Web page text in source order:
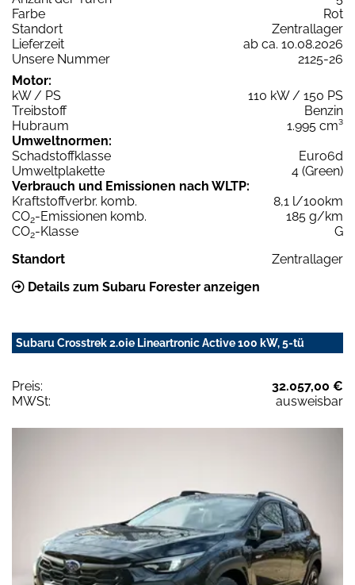
Farbe
Rot
Standort
Zentrallager
Lieferzeit
ab ca. 10.08.2026
Unsere Nummer
2125-26
Motor:
kW / PS
110 kW / 150 PS
Treibstoff
Benzin
Hubraum
1.995 cm³
Umweltnormen:
Schadstoffklasse
Euro6d
Umweltplakette
4 (Green)
Verbrauch und Emissionen nach WLTP:
Kraftstoffverbr. komb.
8,1 l/100km
CO2-Emissionen komb.
185 g/km
CO2-Klasse
G
Standort
Zentrallager
Details zum Subaru Forester anzeigen
Subaru Crosstrek 2.0ie Lineartronic Active 100 kW, 5-tü
Preis:
32.057,00 €
MWSt:
ausweisbar